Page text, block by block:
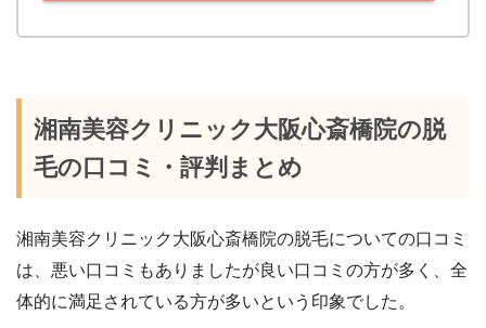
湘南美容クリニック大阪心斎橋院の脱
毛の口コミ・評判まとめ
湘南美容クリニック大阪心斎橋院の脱毛についての口コミ
は、悪い口コミもありましたが良い口コミの方が多く、全
体的に満足されている方が多いという印象でした。